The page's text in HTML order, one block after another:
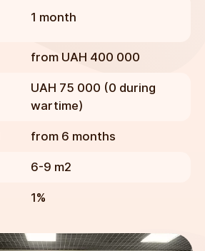
1 month
from UAH 400 000
UAH 75 000 (0 during
wartime)
from 6 months
6-9 m2
1%